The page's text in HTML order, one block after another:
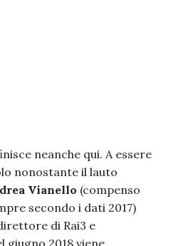
neanche qui. A essere
nonostante il lauto
Vianello (compenso
secondo i dati 2017)
di Rai3 e
giugno 2018 viene